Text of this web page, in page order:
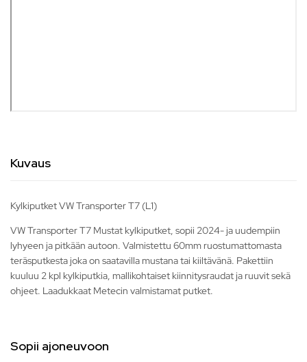
Kuvaus
Kylkiputket VW Transporter T7 (L1)
VW Transporter T7 Mustat kylkiputket, sopii 2024- ja uudempiin
lyhyeen ja pitkään autoon. Valmistettu 60mm ruostumattomasta
teräsputkesta joka on saatavilla mustana tai kiiltävänä. Pakettiin
kuuluu 2 kpl kylkiputkia, mallikohtaiset kiinnitysraudat ja ruuvit sekä
ohjeet. Laadukkaat Metecin valmistamat putket.
Sopii ajoneuvoon